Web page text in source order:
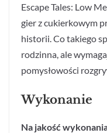
Escape Tales: Low
gier z cukierkowym
historii. Co takiego
rodzinna, ale
pomysłowości
Wykonanie
Na jakość